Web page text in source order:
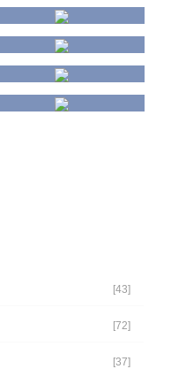
[43]
[72]
[37]